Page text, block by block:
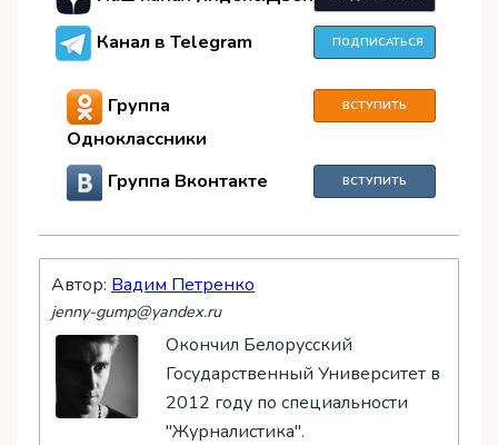
Канал в Telegram ПОДПИСАТЬСЯ
Группа
Одноклассники
ВСТУПИТЬ
Группа Вконтакте ВСТУПИТЬ
Автор: Вадим Петренко
jenny-gump@yandex.ru
Окончил Белорусский
Государственный Университет в
2012 году по специальности
"Журналистика".